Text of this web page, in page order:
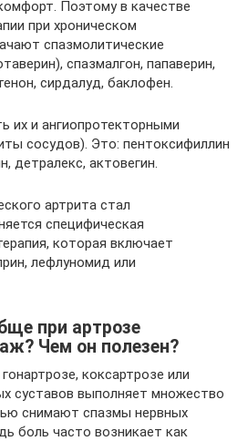
Поэтому в качестве
при хроническом
спазмолитические
спазмалгон, папаверин,
сирдалуд, баклофен.
их и ангиопротекторными
сосудов). Это: пентоксифиллин
детралекс, актовегин.
артрита стал
специфическая
которая включает
лефлуномид или
при артрозе
Чем он полезен?
коксартрозе или
суставов выполняет множество
снимают спазмы нервных
боль часто возникает как